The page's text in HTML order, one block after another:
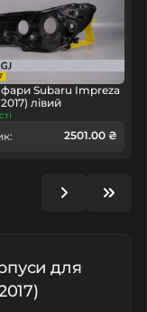
Subaru Impreza
лівий
2501.00 ₴
для